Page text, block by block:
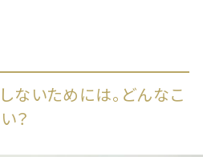
ないためには。どんなこ
？